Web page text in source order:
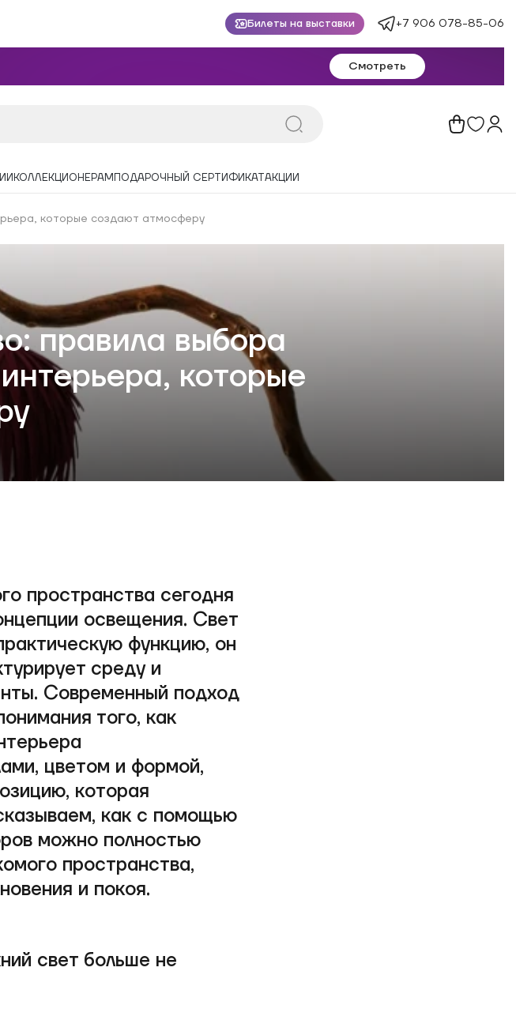
Билеты на выставки +7 906 078-85-06
Смотреть
КОЛЛЕКЦИОНЕРАМ ПОДАРОЧНЫЙ СЕРТИФИКАТАКЦИИ
которые создают атмосферу
правила выбора
которые
пространства сегодня
освещения. Свет
функцию, он
среду и
Современный подход
того, как
цветом и формой,
которая
как с помощью
можно полностью
пространства,
и покоя.
свет больше не